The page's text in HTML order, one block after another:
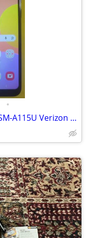
•
@@ Samsung Galaxy A11 SM-A115U Verizon Looks Good Works Good @@